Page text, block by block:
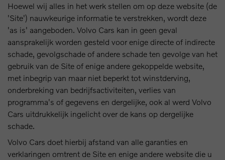
Hoewel wij alles in het werk stellen om op deze website (de
'Site') nauwkeurige informatie te verstrekken, wordt deze
'as is' aangeboden. Volvo Cars kan in geen geval
aansprakelijk worden gesteld voor enige directe of indirecte
schade, gevolgschade of andere schade ten gevolge van het
gebruik van de Site of enige andere gekoppelde website,
met inbegrip van maar niet beperkt tot winstderving,
onderbreking van bedrijfsactiviteiten, verlies van
programma's of gegevens en dergelijke, ook al werd Volvo
Cars uitdrukkelijk ingelicht over de kans op dergelijke
schade.
Volvo Cars doet hierbij afstand van alle garanties en
verklaringen omtrent de Site en enige andere website die u